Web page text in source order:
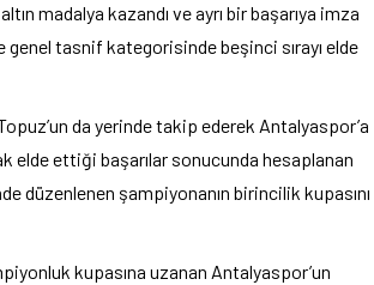
madalya kazandı ve ayrı bir başarıya imza
genel tasnif kategorisinde beşinci sırayı elde
da yerinde takip ederek Antalyaspor’a
elde ettiği başarılar sonucunda hesaplanan
düzenlenen şampiyonanın birincilik kupasını
kupasına uzanan Antalyaspor’un